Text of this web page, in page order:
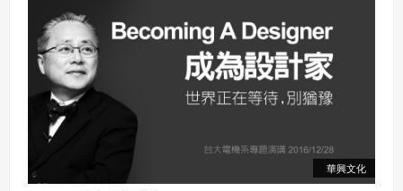
方式溝通，問題可以減少。 這一個單元旨在引導同學們，如何匯整
生涯資訊，不僅給自己答案，也能讓父母安心。
華興文化